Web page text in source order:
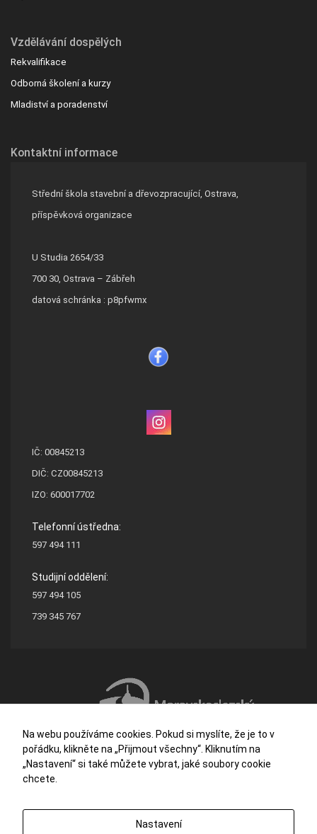
Vzdělávání dospělých
Rekvalifikace
Odborná školení a kurzy
Mladiství a poradenství
Kontaktní informace
Střední škola stavební a dřevozpracující, Ostrava,
příspěvková organizace
U Studia 2654/33
700 30, Ostrava – Zábřeh
datová schránka : p8pfwmx
IČ: 00845213
DIČ: CZ00845213
IZO: 600017702
Telefonní ústředna:
597 494 111
Studijní oddělení:
597 494 105
739 345 767
zřizovanou Moravskoslezským krajem.
Na webu používáme cookies. Pokud si myslíte, že je to v
pořádku, klikněte na „Přijmout všechny“. Kliknutím na
„Nastavení“ si také můžete vybrat, jaké soubory cookie
chcete.
Nastavení